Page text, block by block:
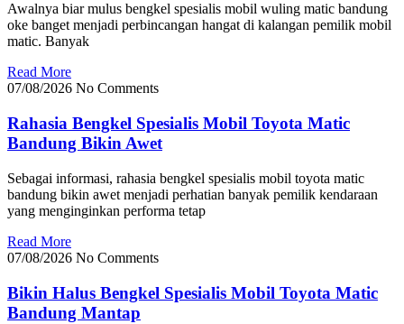
Awalnya biar mulus bengkel spesialis mobil wuling matic bandung
oke banget menjadi perbincangan hangat di kalangan pemilik mobil
matic. Banyak
Read More
07/08/2026 No Comments
Rahasia Bengkel Spesialis Mobil Toyota Matic
Bandung Bikin Awet
Sebagai informasi, rahasia bengkel spesialis mobil toyota matic
bandung bikin awet menjadi perhatian banyak pemilik kendaraan
yang menginginkan performa tetap
Read More
07/08/2026 No Comments
Bikin Halus Bengkel Spesialis Mobil Toyota Matic
Bandung Mantap